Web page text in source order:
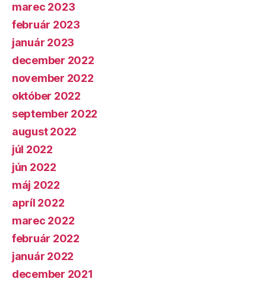
marec 2023
február 2023
január 2023
december 2022
november 2022
október 2022
september 2022
august 2022
júl 2022
jún 2022
máj 2022
apríl 2022
marec 2022
február 2022
január 2022
december 2021